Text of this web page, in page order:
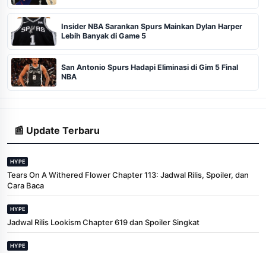
Insider NBA Sarankan Spurs Mainkan Dylan Harper
Lebih Banyak di Game 5
San Antonio Spurs Hadapi Eliminasi di Gim 5 Final
NBA
📰 Update Terbaru
HYPE
Tears On A Withered Flower Chapter 113: Jadwal Rilis, Spoiler, dan
Cara Baca
HYPE
Jadwal Rilis Lookism Chapter 619 dan Spoiler Singkat
HYPE